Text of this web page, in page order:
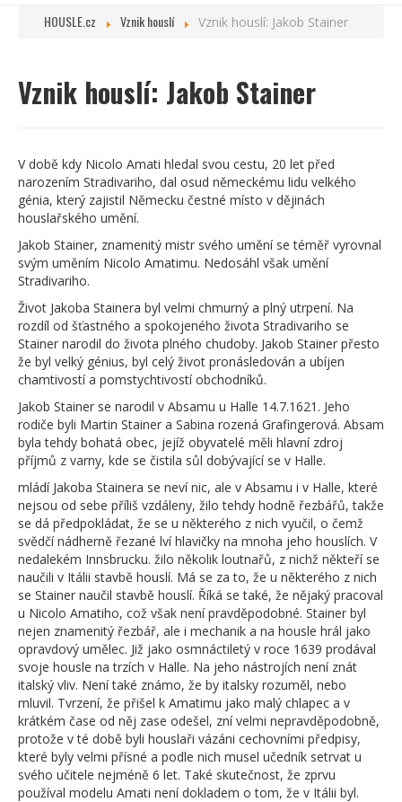
ZAJÍMAVOSTI
HOUSLE.cz Vznik houslí Vznik houslí: Jakob Stainer
Vznik houslí: Jakob Stainer
V době kdy Nicolo Amati hledal svou cestu, 20 let před
narozením Stradivariho, dal osud německému lidu velkého
génia, který zajistil Německu čestné místo v dějinách
houslařského umění.
Jakob Stainer, znamenitý mistr svého umění se téměř vyrovnal
svým uměním Nicolo Amatimu. Nedosáhl však umění
Stradivariho.
Život Jakoba Stainera byl velmi chmurný a plný utrpení. Na
rozdíl od šťastného a spokojeného života Stradivariho se
Stainer narodil do života plného chudoby. Jakob Stainer přesto
že byl velký génius, byl celý život pronásledován a ubíjen
chamtivostí a pomstychtivostí obchodníků.
Jakob Stainer se narodil v Absamu u Halle 14.7.1621. Jeho
rodiče byli Martin Stainer a Sabina rozená Grafingerová. Absam
byla tehdy bohatá obec, jejíž obyvatelé měli hlavní zdroj
příjmů z varny, kde se čistila sůl dobývající se v Halle.
mládí Jakoba Stainera se neví nic, ale v Absamu i v Halle, které
nejsou od sebe příliš vzdáleny, žilo tehdy hodně řezbářů, takže
se dá předpokládat, že se u některého z nich vyučil, o čemž
svědčí nádherně řezané lví hlavičky na mnoha jeho houslích. V
nedalekém Innsbrucku. žilo několik loutnařů, z nichž někteří se
naučili v Itálii stavbě houslí. Má se za to, že u některého z nich
se Stainer naučil stavbě houslí. Říká se také, že nějaký pracoval
u Nicolo Amatiho, což však není pravděpodobné. Stainer byl
nejen znamenitý řezbář, ale i mechanik a na housle hrál jako
opravdový umělec. Již jako osmnáctiletý v roce 1639 prodával
svoje housle na trzích v Halle. Na jeho nástrojích není znát
italský vliv. Není také známo, že by italsky rozuměl, nebo
mluvil. Tvrzení, že přišel k Amatimu jako malý chlapec a v
krátkém čase od něj zase odešel, zní velmi nepravděpodobně,
protože v té době byli houslaři vázáni cechovními předpisy,
které byly velmi přísné a podle nich musel učedník setrvat u
svého učitele nejméně 6 let. Také skutečnost, že zprvu
používal modelu Amati není dokladem o tom, že v Itálii byl.